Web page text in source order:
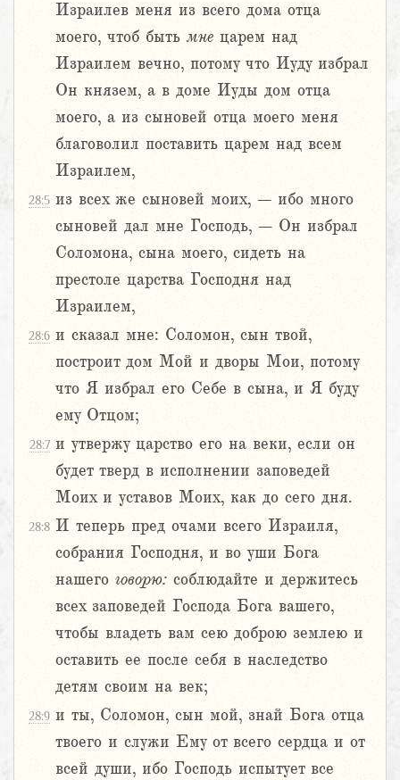
Израилев меня из всего дома отца
моего, чтоб быть мне царем над
Израилем вечно, потому что Иуду избрал
Он князем, а в доме Иуды дом отца
моего, а из сыновей отца моего меня
благоволил поставить царем над всем
Израилем,
28:5 из всех же сыновей моих, – ибо много
сыновей дал мне Господь, – Он избрал
Соломона, сына моего, сидеть на
престоле царства Господня над
Израилем,
28:6 и сказал мне: Соломон, сын твой,
построит дом Мой и дворы Мои, потому
что Я избрал его Себе в сына, и Я буду
ему Отцом;
28:7 и утвержу царство его на веки, если он
будет тверд в исполнении заповедей
Моих и уставов Моих, как до сего дня.
28:8 И теперь пред очами всего Израиля,
собрания Господня, и во уши Бога
нашего говорю: соблюдайте и держитесь
всех заповедей Господа Бога вашего,
чтобы владеть вам сею доброю землею и
оставить ее после себя в наследство
детям своим на век;
28:9 и ты, Соломон, сын мой, знай Бога отца
твоего и служи Ему от всего сердца и от
всей души, ибо Господь испытует все